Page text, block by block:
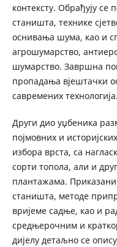
контексту. Обрађују
станишта, технике
оснивања шума, као и
агрошумарство,
шумарство. Завршна
пропадања вјештачки
савремених технологија.
Други дио уџбеника
појмовних и
избора врста, са
сорти топола, али и
плантажама.
станишта, методе
вријеме садње, као и
средњерочним и
дијелу детаљно се